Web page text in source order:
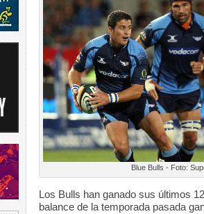
Blue Bulls - Foto:
Los Bulls han ganado sus últimos
balance de la temporada pasada